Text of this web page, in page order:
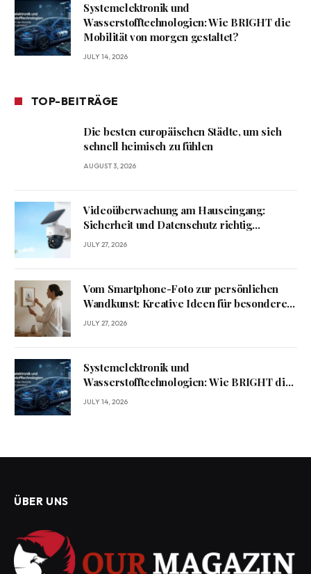
Systemelektronik und
Wasserstofftechnologien: Wie BRIGHT die
Mobilität von morgen gestaltet?
JULY 14, 2026
TOP-BEITRÄGE
Die besten europäischen Städte, um sich
schnell heimisch zu fühlen
AUGUST 3, 2026
Videoüberwachung am Hauseingang:
Sicherheit und Datenschutz richtig
verbinden
JULY 27, 2026
Vom Smartphone-Foto zur persönlichen
Wandkunst: Kreative Ideen für besondere
Erinnerungen
JULY 27, 2026
Systemelektronik und
Wasserstofftechnologien: Wie BRIGHT die
Mobilität von morgen gestaltet?
JULY 14, 2026
ÜBER UNS